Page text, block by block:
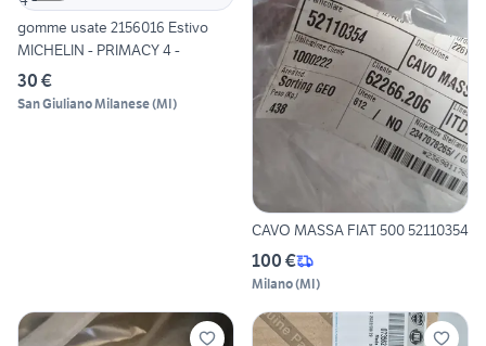
gomme usate 2156016 Estivo
MICHELIN - PRIMACY 4 -
30 €
San Giuliano Milanese(MI)
CAVO MASSA FIAT 500 52110354
100 €
Milano(MI)